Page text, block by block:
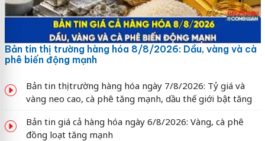
Bản tin thị trường hàng hóa 8/8/2026: Dầu, vàng và cà
phê biến động mạnh
Bản tin thị trường hàng hóa ngày 7/8/2026: Tỷ giá và
vàng neo cao, cà phê tăng mạnh, dầu thế giới bật tăng
Bản tin giá cả hàng hóa ngày 6/8/2026: Vàng, cà phê
đồng loạt tăng mạnh